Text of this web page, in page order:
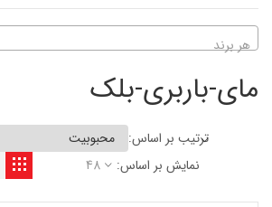
هر برند
مای-باربری-بلک
ترتیب بر اساس:
نمایش بر اساس:
48